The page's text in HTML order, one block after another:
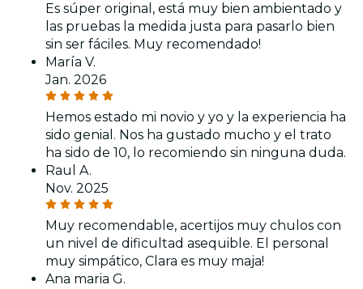
Es súper original, está muy bien ambientado y
las pruebas la medida justa para pasarlo bien
sin ser fáciles. Muy recomendado!
María V.
Jan. 2026
Hemos estado mi novio y yo y la experiencia ha
sido genial. Nos ha gustado mucho y el trato
ha sido de 10, lo recomiendo sin ninguna duda.
Raul A.
Nov. 2025
Muy recomendable, acertijos muy chulos con
un nivel de dificultad asequible. El personal
muy simpático, Clara es muy maja!
Ana maria G.